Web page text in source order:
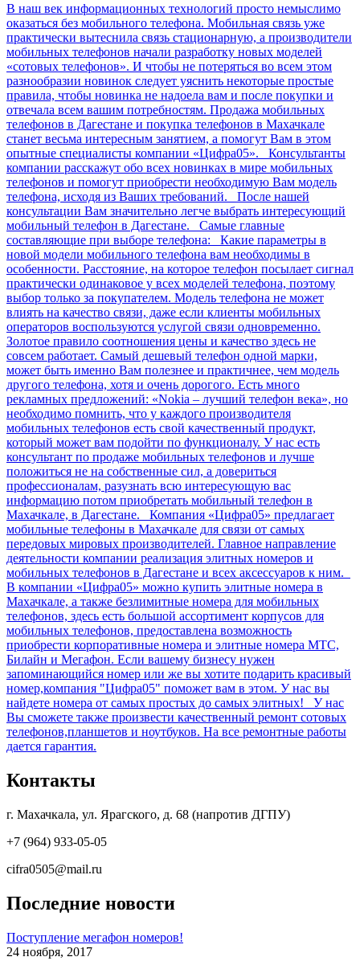
В наш век информационных технологий просто немыслимо
оказаться без мобильного телефона. Мобильная связь уже
практически вытеснила связь стационарную, а производители
мобильных телефонов начали разработку новых моделей
«сотовых телефонов». И чтобы не потеряться во всем этом
разнообразии новинок следует уяснить некоторые простые
правила, чтобы новинка не надоела вам и после покупки и
отвечала всем вашим потребностям. Продажа мобильных
телефонов в Дагестане и покупка телефонов в Махачкале
станет весьма интересным занятием, а помогут Вам в этом
опытные специалисты компании «Цифра05». Консультанты
компании расскажут обо всех новинках в мире мобильных
телефонов и помогут приобрести необходимую Вам модель
телефона, исходя из Ваших требований. После нашей
консультации Вам значительно легче выбрать интересующий
мобильный телефон в Дагестане. Самые главные
составляющие при выборе телефона: Какие параметры в
новой модели мобильного телефона вам необходимы в
особенности. Расстояние, на которое телефон посылает сигнал
практически одинаковое у всех моделей телефона, поэтому
выбор только за покупателем. Модель телефона не может
влиять на качество связи, даже если клиенты мобильных
операторов воспользуются услугой связи одновременно.
Золотое правило соотношения цены и качество здесь не
совсем работает. Самый дешевый телефон одной марки,
может быть именно Вам полезнее и практичнее, чем модель
другого телефона, хотя и очень дорогого. Есть много
рекламных предложений: «Nokia – лучший телефон века», но
необходимо помнить, что у каждого производителя
мобильных телефонов есть свой качественный продукт,
который может вам подойти по функционалу. У нас есть
консультант по продаже мобильных телефонов и лучше
положиться не на собственные сил, а довериться
профессионалам, разузнать всю интересующую вас
информацию потом приобретать мобильный телефон в
Махачкале, в Дагестане. Компания «Цифра05» предлагает
мобильные телефоны в Махачкале для связи от самых
передовых мировых производителей. Главное направление
деятельности компании реализация элитных номеров и
мобильных телефонов в Дагестане и всех аксессуаров к ним.
В компании «Цифра05» можно купить элитные номера в
Махачкале, а также безлимитные номера для мобильных
телефонов, здесь есть большой ассортимент корпусов для
мобильных телефонов, предоставлена возможность
приобрести корпоративные номера и элитные номера МТС,
Билайн и Мегафон. Если вашему бизнесу нужен
запоминающийся номер или же вы хотите подарить красивый
номер,компания "Цифра05" поможет вам в этом. У нас вы
найдете номера от самых простых до самых элитных! У нас
Вы сможете также произвести качественный ремонт сотовых
телефонов,планшетов и ноутбуков. На все ремонтные работы
дается гарантия.
Контакты
г. Махачкала, ул. Ярагского, д. 68 (напротив ДГПУ)
+7 (964) 933-05-05
cifra0505@mail.ru
Последние новости
Поступление мегафон номеров!
24 ноября, 2017